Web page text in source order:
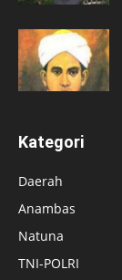
Kategori
Daerah
Anambas
Natuna
TNI-POLRI